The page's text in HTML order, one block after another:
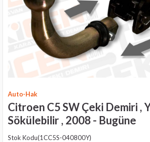
Auto-Hak
Citroen C5 SW Çeki Demiri ,
Sökülebilir , 2008 - Bugüne
Stok Kodu(1CC5S-040800Y)